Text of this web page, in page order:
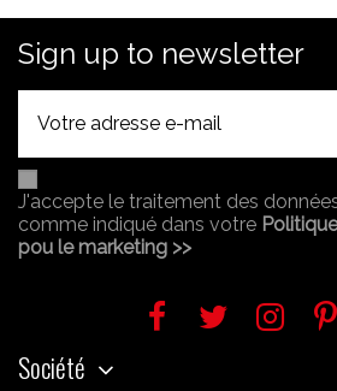
Sign up to newsletter
J'accepte le traitement des
comme indiqué dans votre
pou le marketing >>
Société